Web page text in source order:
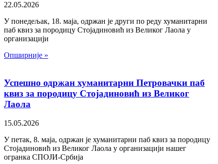
22.05.2026
У понедељак, 18. маја, одржан је други по реду хуманитарни
паб квиз за породицу Стојадиновић из Великог Лаола у
организацији
Опширније »
Успешно одржан хуманитарни Петровачки паб
квиз за породицу Стојадиновић из Великог
Лаола
15.05.2026
У петак, 8. маја, одржан је хуманитарни паб квиз за породицу
Стојадиновић из Великог Лаола у организацији нашег
огранка СПОЈИ-Србија